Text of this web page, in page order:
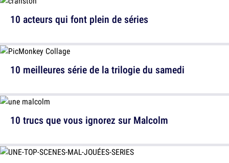
10 acteurs qui font plein de séries
10 trucs que vous ignorez sur Malcolm
10 meilleures série de la trilogie du samedi